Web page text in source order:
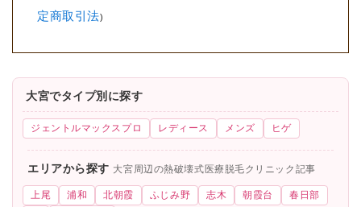
定商取引法)
大宮でタイプ別に探す
ジェントルマックスプロ レディース メンズ ヒゲ
エリアから探す 大宮周辺の熱破壊式医療脱毛クリニック記事
上尾 浦和 北朝霞 ふじみ野 志木 朝霞台
春日部